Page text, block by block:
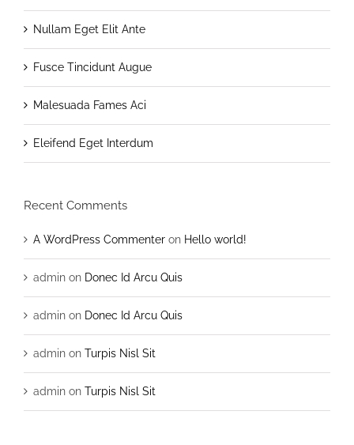
Nullam Eget Elit Ante
Fusce Tincidunt Augue
Malesuada Fames Aci
Eleifend Eget Interdum
Recent Comments
A WordPress Commenter on Hello world!
admin on Donec Id Arcu Quis
admin on Donec Id Arcu Quis
admin on Turpis Nisl Sit
admin on Turpis Nisl Sit